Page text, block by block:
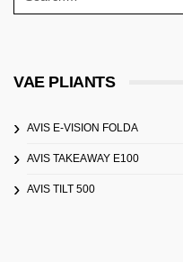
VAE PLIANTS
AVIS E-VISION FOLDA
AVIS TAKEAWAY E100
AVIS TILT 500